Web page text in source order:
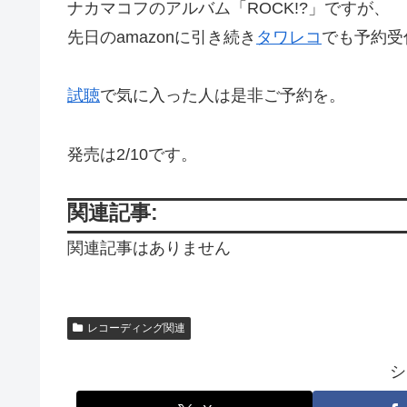
ナカマコフのアルバム「ROCK!?」ですが、
先日のamazonに引き続き タワレコ でも予約受
試聴で気に入った人は是非ご予約を。
発売は2/10です。
関連記事:
関連記事はありません
レコーディング関連